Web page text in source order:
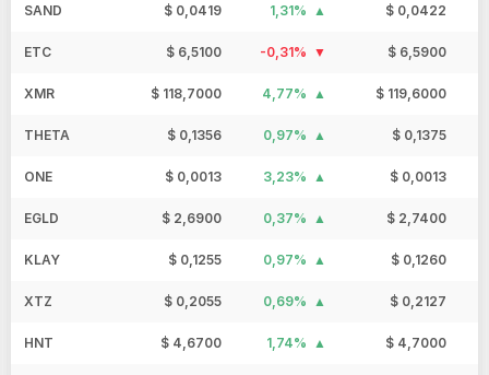
SAND $ 0,0419 1,31% $ 0,0422
ETC $ 6,5100 -0,31% $ 6,5900
XMR $ 118,7000 4,77% $ 119,6000
THETA $ 0,1356 0,97% $ 0,1375
ONE $ 0,0013 3,23% $ 0,0013
EGLD $ 2,6900 0,37% $ 2,7400
KLAY $ 0,1255 0,97% $ 0,1260
XTZ $ 0,2055 0,69% $ 0,2127
HNT $ 4,6700 1,74% $ 4,7000